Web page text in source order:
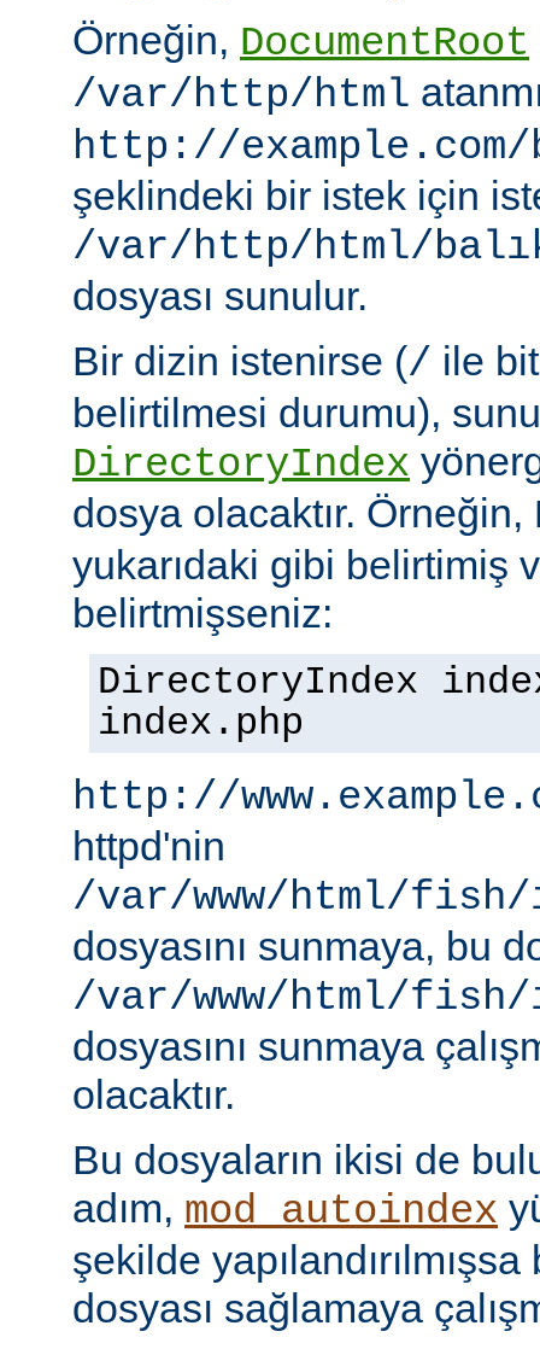
Örneğin, DocumentRoot
/var/http/html
http://
şeklindeki bir istek için
/var/http/html/
dosyası sunulur.
Bir dizin istenirse (/ ile
belirtilmesi durumu),
DirectoryIndex
dosya olacaktır. Örneğin,
yukarıdaki gibi belirtimiş
belirtmişseniz:
DirectoryIndex
index.php
http://
httpd'nin
/var/www/html/
dosyasını sunmaya, bu
/var/www/html/fish/
dosyasını sunmaya
olacaktır.
Bu dosyaların ikisi de
adım, mod_autoindex
şekilde
dosyası sağlamaya